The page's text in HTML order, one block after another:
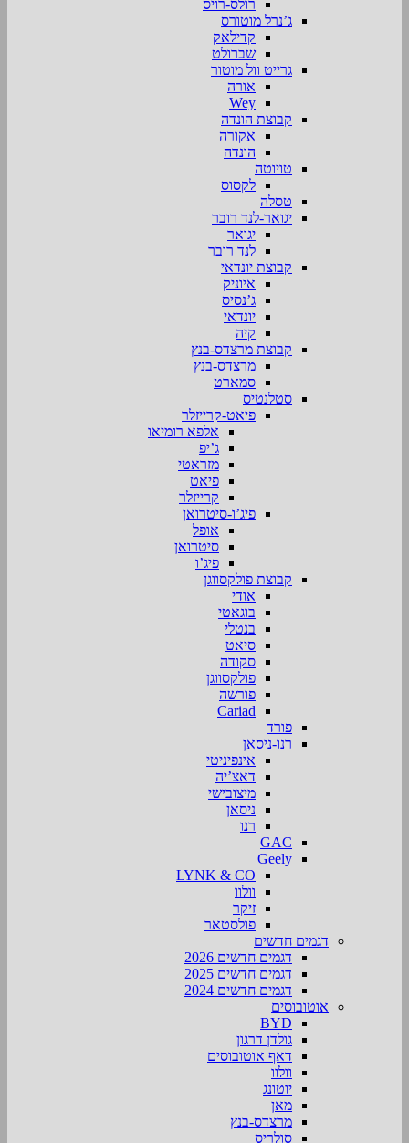
רולס-רויס
ג’נרל מוטורס
קדילאק
שברולט
גרייט וול מוטור
אורה
Wey
קבוצת הונדה
אקורה
הונדה
טויוטה
לקסוס
טסלה
יגואר-לנד רובר
יגואר
לנד רובר
קבוצת יונדאי
איוניק
ג’נסיס
יונדאי
קיה
קבוצת מרצדס-בנץ
מרצדס-בנץ
סמארט
סטלנטיס
פיאט-קרייזלר
אלפא רומיאו
ג’יפ
מזראטי
פיאט
קרייזלר
פיג’ו-סיטרואן
אופל
סיטרואן
פיג’ו
קבוצת פולקסווגן
אודי
בוגאטי
בנטלי
סיאט
סקודה
פולקסווגן
פורשה
Cariad
פורד
רנו-ניסאן
אינפיניטי
דאצ’יה
מיצובישי
ניסאן
רנו
GAC
Geely
LYNK & CO
וולוו
זיקר
פולסטאר
דגמים חדשים
דגמים חדשים 2026
דגמים חדשים 2025
דגמים חדשים 2024
אוטובוסים
BYD
גולדן דרגון
דאף אוטובוסים
וולוו
יוטונג
מאן
מרצדס-בנץ
סולריס